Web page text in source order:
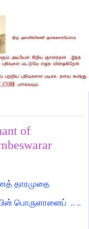
of
தாரமுதை
பொருளானைப் .. ..